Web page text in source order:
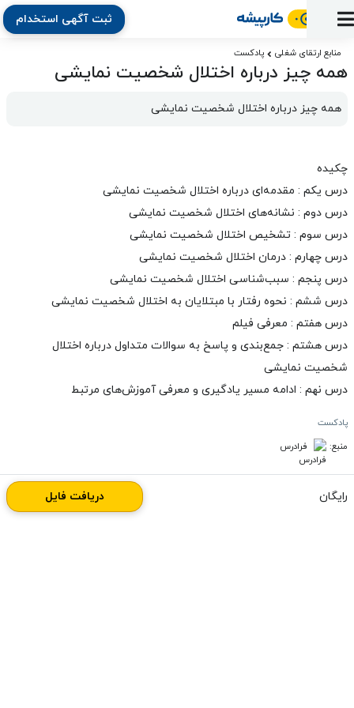
پنل
استخدام
به
کار
ثبت
رزومه
آگهی
آماده
کار
ثبت
آگهی
نشان
تبادل
منابع
شغلی
آموزشی
مقاله
کتاب
فایل‌و‌قالب
(رزومه)
کارفرمایان
ثبت آگهی استخدام
منابع ارتقای شغلی پادکست
همه چیز درباره اختلال شخصیت نمایشی
همه چیز درباره اختلال شخصیت نمایشی
چکیده
درس یکم : مقدمه‌ای درباره اختلال شخصیت نمایشی
درس دوم : نشانه‌های اختلال شخصیت نمایشی
درس سوم : تشخیص اختلال شخصیت نمایشی
درس چهارم : درمان اختلال شخصیت نمایشی
درس پنجم : سبب‌شناسی اختلال شخصیت نمایشی
درس ششم : نحوه رفتار با مبتلایان به اختلال شخصیت نمایشی
درس هفتم : معرفی فیلم
درس هشتم : جمع‌بندی و پاسخ به سوالات متداول درباره اختلال
شخصیت نمایشی
درس نهم : ادامه مسیر یادگیری و معرفی آموزش‌های مرتبط
پادکست
منبع:
فرادرس
رایگان دریافت فایل